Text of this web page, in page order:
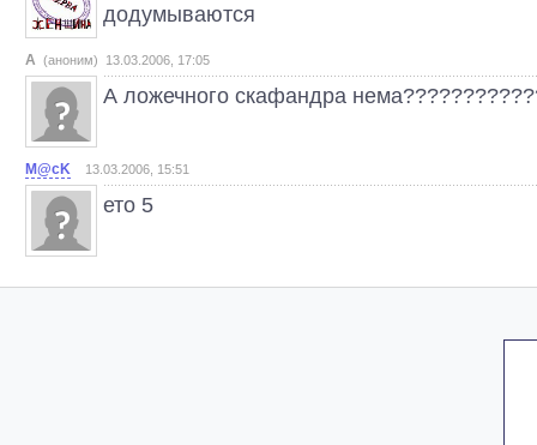
додумываются
А (аноним) 13.03.2006, 17:05
А ложечного скафандра
M@cK 13.03.2006, 15:51
ето 5